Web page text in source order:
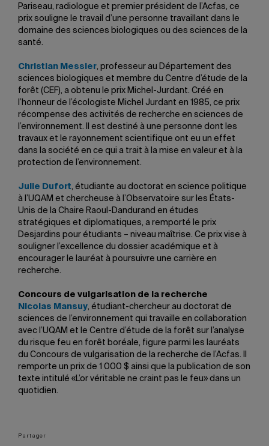
Pariseau, radiologue et premier président de l’Acfas, ce
prix souligne le travail d’une personne travaillant dans le
domaine des sciences biologiques ou des sciences de la
santé.
Christian Messier, professeur au Département des
sciences biologiques et membre du Centre d’étude de la
forêt (CEF), a obtenu le prix Michel-Jurdant. Créé en
l’honneur de l’écologiste Michel Jurdant en 1985, ce prix
récompense des activités de recherche en sciences de
l’environnement. Il est destiné à une personne dont les
travaux et le rayonnement scientifique ont eu un effet
dans la société en ce qui a trait à la mise en valeur et à la
protection de l’environnement.
Julie Dufort, étudiante au doctorat en science politique
à l’UQAM et chercheuse à l’Observatoire sur les États-
Unis de la Chaire Raoul-Dandurand en études
stratégiques et diplomatiques, a remporté le prix
Desjardins pour étudiants – niveau maîtrise. Ce prix vise à
souligner l’excellence du dossier académique et à
encourager le lauréat à poursuivre une carrière en
recherche.
Concours de vulgarisation de la recherche
Nicolas Mansuy, étudiant-chercheur au doctorat de
sciences de l’environnement qui travaille en collaboration
avec l’UQAM et le Centre d’étude de la forêt sur l’analyse
du risque feu en forêt boréale, figure parmi les lauréats
du Concours de vulgarisation de la recherche de l’Acfas. Il
remporte un prix de 1 000 $ ainsi que la publication de son
texte intitulé «L’or véritable ne craint pas le feu» dans un
quotidien.
Partager